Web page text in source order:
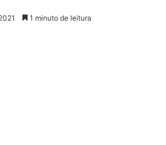
1 minuto de leitura